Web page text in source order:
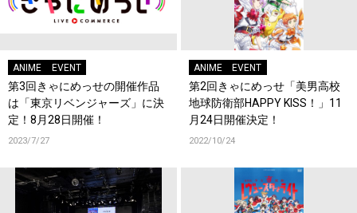
ANIME EVENT
第3回きゃにめっせの開催作品
は「東京リベンジャーズ」に決
定！8月28日開催！
2023/7/27
ANIME EVENT
第2回きゃにめっせ「美男高校
地球防衛部HAPPY KISS！」11
月24日開催決定！
2022/10/24